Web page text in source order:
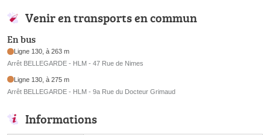
Venir en transports en commun
En bus
Ligne 130, à 263 m
Arrêt BELLEGARDE - HLM - 47 Rue de Nimes
Ligne 130, à 275 m
Arrêt BELLEGARDE - HLM - 9a Rue du Docteur Grimaud
Informations